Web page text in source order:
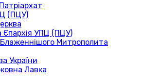
(ПЦУ)
Єпархія УПЦ (ПЦУ)
Митрополита
України
Лавка